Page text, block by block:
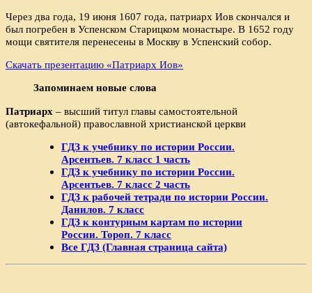
Через два года, 19 июня 1607 года, патриарх Иов скончался и
был погребен в Успенском Старицком монастыре. В 1652 году
мощи святителя перенесены в Москву в Успенский собор.
Скачать презентацию «Патриарх Иов»
Запоминаем новые слова
Патриарх – высший титул главы самостоятельной
(автокефальной) православной христианской церкви
ГДЗ к учебнику по истории России.
Арсентьев. 7 класс 1 часть
ГДЗ к учебнику по истории России.
Арсентьев. 7 класс 2 часть
ГДЗ к рабочей тетради по истории России.
Данилов. 7 класс
ГДЗ к контурным картам по истории
России. Тороп. 7 класс
Все ГДЗ (Главная страница сайта)